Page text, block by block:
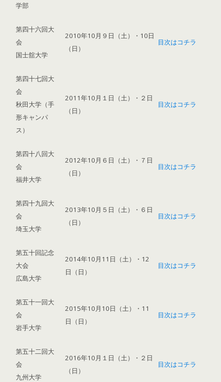
学部
第四十六回大
会
国士舘大学
2010年10月９日（土）・10日
（日）
目次はコチラ
第四十七回大
会
秋田大学（手
形キャンパ
ス）
2011年10月１日（土）・２日
（日）
目次はコチラ
第四十八回大
会
福井大学
2012年10月６日（土）・７日
（日）
目次はコチラ
第四十九回大
会
埼玉大学
2013年10月５日（土）・６日
（日）
目次はコチラ
第五十回記念
大会
広島大学
2014年10月11日（土）・12
日（日）
目次はコチラ
第五十一回大
会
岩手大学
2015年10月10日（土）・11
日（日）
目次はコチラ
第五十二回大
会
九州大学
2016年10月１日（土）・２日
（日）
目次はコチラ